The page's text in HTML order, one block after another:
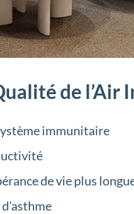
de l’Air
immunitaire
de vie plus